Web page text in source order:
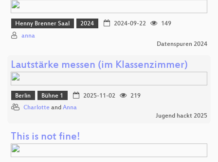
Henny Brenner Saal 2024 2024-09-22
149
anna
Datenspuren 2024
Lautstärke messen (im Klassenzimmer)
Berlin Bühne 1 2025-11-02
219
Charlotte and Anna
Jugend hackt 2025
This is not fine!